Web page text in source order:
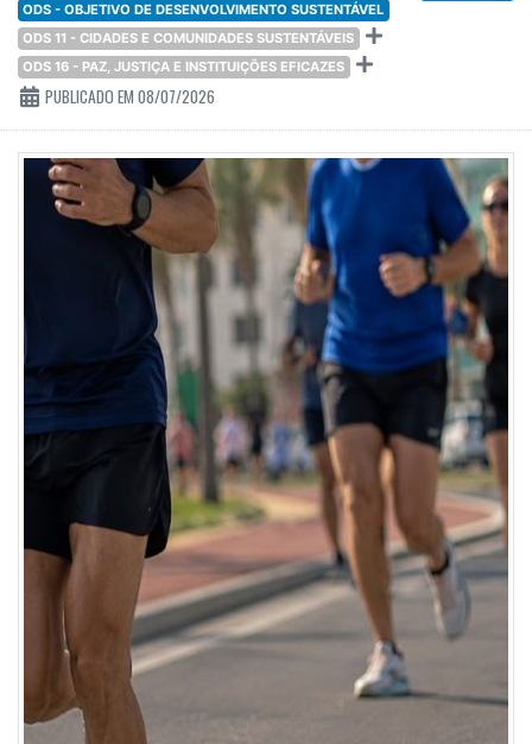
ODS - OBJETIVO DE DESENVOLVIMENTO SUSTENTÁVEL
ODS 11 - CIDADES E COMUNIDADES SUSTENTÁVEIS
ODS 16 - PAZ, JUSTIÇA E INSTITUIÇÕES EFICAZES
PUBLICADO EM 08/07/2026